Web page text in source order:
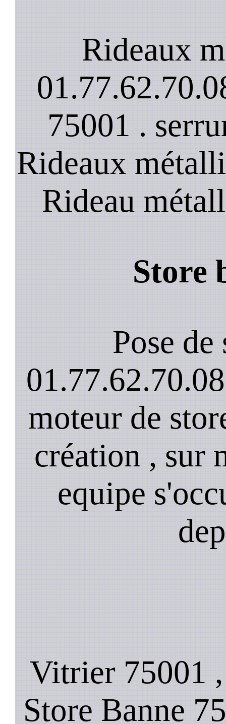
Rideaux
75001 .
Rideaux
Rideau
Store
Pose de
moteur de
création , sur
equipe
Vitrier 75001
Store Banne